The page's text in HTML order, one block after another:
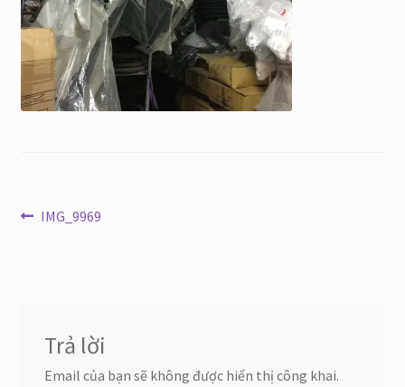
Điều
Bài
IMG_9969
Trả lời
Email của bạn sẽ không được hiển thị công khai.